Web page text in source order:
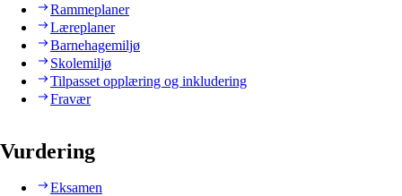
Rammeplaner
Læreplaner
Barnehagemiljø
Skolemiljø
Tilpasset opplæring og inkludering
Fravær
Vurdering
Eksamen